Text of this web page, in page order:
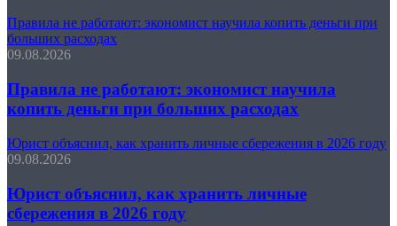
Правила не работают: экономист научила копить деньги при
больших расходах
09.08.2026
Правила не работают: экономист научила
копить деньги при больших расходах
Юрист объяснил, как хранить личные сбережения в 2026 году
09.08.2026
Юрист объяснил, как хранить личные
сбережения в 2026 году